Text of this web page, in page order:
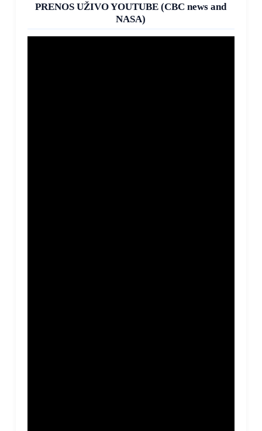
PRENOS UŽIVO YOUTUBE (CBC news and
NASA)